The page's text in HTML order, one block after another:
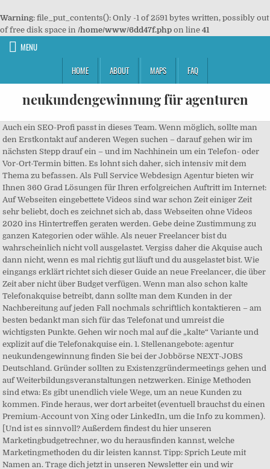
Warning: file_put_contents(): Only -1 of 2591 bytes written, possibly out
of free disk space in /home/www/6dd47f.php on line 41
MENU
HOME
ABOUT MAPS FAQ
neukundengewinnung für agenturen
Auch ein SEO-Profi passt in dieses Team. Wenn möglich, sollte man den Erstkontakt auf anderen Wegen suchen – darauf gehen wir im nächsten Stepp drauf ein – und im Nachhinein um ein Telefon- oder Vor-Ort-Termin bitten. Es lohnt sich daher, sich intensiv mit dem Thema zu befassen. Als Full Service Webdesign Agentur bieten wir Ihnen 360 Grad Lösungen für Ihren erfolgreichen Auftritt im Internet: Auf Webseiten eingebettete Videos sind war schon Zeit einiger Zeit sehr beliebt, doch es zeichnet sich ab, dass Webseiten ohne Videos 2020 ins Hintertreffen geraten werden. Gebe deine Zustimmung zu ganzen Kategorien oder wähle. Als neuer Freelancer bist du wahrscheinlich nicht voll ausgelastet. Vergiss daher die Akquise auch dann nicht, wenn es mal richtig gut läuft und du ausgelastet bist. Wie eingangs erklärt richtet sich dieser Guide an neue Freelancer, die über Zeit aber nicht über Budget verfügen. Wenn man also schon kalte Telefonakquise betreibt, dann sollte man dem Kunden in der Nachbereitung auf jeden Fall nochmals schriftlich kontaktieren – am besten bedankt man sich für das Telefonat und umreist die wichtigsten Punkte. Gehen wir noch mal auf die „kalte“ Variante und explizit auf die Telefonakquise ein. 1. Stellenangebote: agentur neukundengewinnung finden Sie bei der Jobbörse NEXT-JOBS Deutschland. Gründer sollten zu Existenzgründermeetings gehen und auf Weiterbildungsveranstaltungen netzwerken. Einige Methoden sind etwa: Es gibt unendlich viele Wege, um an neue Kunden zu kommen. Finde heraus, wer dort arbeitet (eventuell brauchst du einen Premium-Account von Xing oder LinkedIn, um die Info zu kommen). [Und ist es sinnvoll? Außerdem findest du hier unseren Marketingbudgetrechner, wo du herausfinden kannst, welche Marketingmethoden du dir leisten kannst. Tipp: Sprich Leute mit Namen an. Trage dich jetzt in unseren Newsletter ein und wir informieren dich, wenn es was Neues gibt. Die Auslastung der eigenen Mitarbeiter kann sehr unterschiedlich sein und oft stellen Freelancer die beste Alternative zur Festanstellung dar. Auch in der digitalisierten Welt gehört der Postweg noch lange nicht zum alten Eisen. Diese Website benutzt Cookies. Aber eigentlich am wichtigsten sind die Kontaktdaten, schließlich will man, dass der Empfänger bei Interesse schnell Kontakt aufnehmen kann. Agenturen und Dienstleister sorgen für eine erfolgreiche Beziehung. Melde dich zu unserem Newsletter an und bleib auf dem Laufenden. Um die Beziehung zu Bestandskunden zu pflegen und gleichzeitig einen stetigen Strom an Neukunden zu erzeugen benötigt es eins: ein professionelles Vertriebsteam zur Neukundengewinnung. Denn Bestandskunden wissen nicht nur, was man zu bieten hat, sondern sie haben bereits ein gewisses Vertrauen in den Auftragnehmer. Mittwalds FLUX: Was sind effektive Kommunikationswege? Agentur zur Neukundengewinnung Profitieren Sie von unserer Expertise. um was für ein Produkt es sich handelt und was dieses kann. Er ist spezialisiert auf Online Strategie und SEO. Inspiring Performance Machen Sie Ihrem Vertrieb mit dem richtigen Incentive Feuer unterm Hintern. Keine Vertragslaufzeit! Können Freelancer mit Fiverr und Co Geld verdienen? Das wäre auch die beste Gelegenheit, seine Leistungen vorzustellen und die ersten wertvollen Kontakte zu knüpfen. Warum brauche ich eine Neukundenstrategie? In diesem Artikel stellen wir einen automatischen Prozess vor, der die Kaltakquise komplett ersetzt und für die Neukundengewinnung im Bereich Versicherung perfekt passt.. Neukundengewinnung ist ein langer Prozess, der viel Arbeit und Zeit erfordert. Darüber hinaus ist er Teammitglied beim Online-Magazin Zielbar und seit über 13 Jahren in Costa Rica beheimatet. Sales Consulting-Agentur für Neukundengewinnung. Der Streuverlust von Akquise- und Werbemaßnahmen wird durch die Fokussierung deutlich reduziert, gleichzeitig macht man sich in der Branche einen Namen als Experte. Hinzu kommt, dass bei einem solchen Telefongespräch wenig im Gedächtnis hängen bleibt. Bei der Warmakquise hingegen nimmt man Kontakt zu Kunden auf, mit denen man bereits bekannt ist. Mit der kostenlosen Partnerprogramm-Mitgliedschaft gewinnen Sie im Handumdrehen neue Kunden und erhöhen die Reichweite für Ihr Business. Der New-Business-Spezialist für Kommunikationsagenturen Seit 30 Jahren kenne ich das Agentur-Geschäft und das Thema Neugeschäft aus den verschiedensten Perspektiven. Grundvoraussetzung: ein gutes Produkt oder eine gute Dienstleistung ;-). Als Texter kann man zum Beispiel mit einem Webdesigner zusammenarbeiten. Den gleichen Ablauf von oben kannst du nun mit potenziellen Kunden wiederholen. Die Reputation sorgt dafür, dass die Erfolgsquote bei der Warmakquise deutlich besser ist als bei der Kaltakquise. Gleichzeitig muss die knappe Zeit dafür genutzt werden, ihm vom Produkt oder der Leistung auch noch zu überzeugen. Allerdings sprechen Zahnpasten, die die Zähne aufhellen oder die Schmerzempfindlichkeit reduzieren einen bestimmten Kundenkreis an und haben damit bessere Erfolgsaussichten. Kunden sind existenziell – vor allem für Selbstständige ist es wichtig, einen großen Kundenstamm zu haben. Wir sind eine Performance Marketing Agentur, die sich darauf spezialisiert hat, für Dienstleister mit bezahlten Werbeanzeigen online neue Kundenanfragen zu generieren. Glücklicherweise gibt es ja nicht nur das Telefon, um zu akquirieren. Hinweise und Datenschutz zum Newsletter-Versand, Bevor du die Neukundenstrategie festlegst, Deine beste Strategie zur Neukundengewinnung, Methode 1: Netzwerk von Kollegen aufbauen, Methode 2: Netzwerk von potenziellen Kunden aufbauen. Im Weiteren kannst du in passenden Gruppen aktiv werden und so für mehr Aufmerksamkeit sorgen. Bevor Sie potenziellen Kunden nachlaufen, sollten Sie sicherstellen, dass bereits aktive Interessenten Sie finden. Tipp: Es sollte grundsätzlich dein Ziel sein, dich auf deine Kernaufgabe zu konzentrieren. Im Gegensatz zur Gewinnung neuer Aufträge von bestehenden Kunden, geht es bei der Neukundengewinnung darum, mit Personen oder Unternehmen zusammenzuarbeiten, mit denen du bisher nichts zu tun hattest. Dieser Abschnitt richtet sich an Freelancer im digitalen Bereich (Marketing, SEO, Texte, Grafik, Entwicklung). Selbstständige sind Experten auf ihrem Gebiet. Allerdings muss man gestehen: Kaltakquise ist ein harter Job. Kundenakquise besser nicht über den Preis, https://www.vertriebsleitfaeden.de/telefonmarketing-kundenakquise-kaltakquise-telefon/. Das wollen wir gemeinsam in diesem Artikel herausfinden. Die größte Durchschlagskraft hat immer der persönliche Kontakt. Werbemittel zur Kundenbindung Bedruckbare Werbemittel werden für Präsentationen, Promotions und vor allem als Geschenke eingesetzt. Neukundengewinnung ist ein Prozess, der umfassende Kompetenz erfordert und deshalb nicht delegiert werden kann. ], Strategie zur Kundengewinnung durch den eigenen Podcast, Neuen Auftrag in einer Woche bekommen [Schritt-für-Schritt-Anleitung], Ausgebrannt von der Arbeit? Wenn es um die Neukundengewinnung geht, lohnt es sich langfristig zu denken. Auf der Suche nach Neukundengewinnung für Ihr Telemarketing-Outbound? Wie bereits erwähnt, brauchst du als Freelancer Kunden. für Agenturen, Freelancer und Webdesigner. Entsprechend ist die Verfügbarkeit kein Problem. Als solcher kann man nicht zuletzt auch höhere Preise verlangen. Wenn sich Agenturen auf etwas verstehen, dann ja wohl auf Werbung. Denn meist kennt der Empfänger weder die Marke noch deren Angebot. done Zeitersparnis. DIMARCON wurde 1991 durch Daniel Rexhausen gegründet und hat sich seitdem Schritt für Schritt auf die Neukundengewinnung im B2B-Bereich spezialisiert. Als Selbstständiger gilt: Nur wer Arbeit hat, der verdient auch Geld. Die Neukundengewinnung ist eine der größten Herausforderungen für neue Freelancer und kann dir das Genick brechen, bevor dein Business überhaupt so richtig startet. Dann wird es mit den Neukunden klappen. Du wirst für immer auf Neukunden angewiesen sein. Diese Cookies sind für die korrekte Anzeige und Funktion unserer Website ein Muss, Diese Cookies ermöglichen uns die Analyse deiner Website-Nutzung. Als Sales Consulting-Agentur für Neukundengewinnung helfen wir bei Marketing, Training, Coaching, Beratung und sorgen für nachhaltige Umsätze. Durch unser Know-How erhalten Sie von uns zahlreiche Tipps und wir beraten Sie ausführlich in Vertriebsangelegenheiten. Für jeden Freelancer, jede Agentur und jedes Unternehmen sind Kunden existenziell. Dann such dir deine Lieblinge aus. Nur so können wir, Diese Cookies teilen wir. Du musst diese also irgendwie gewinnen. Wichtig ist, dass du dich auf einige wenige konzentrierst und diese durchziehst. Deine E-Mail-Adresse wird nicht veröffentlicht. Es ist daher sehr wichtig, dass diese dich und deine Dienstleistung ins perfekte Licht stellt. Dialogmarketing-Agenturen schaffen Response Dialogmarketing eröffnet online und offline Responsemöglichkeiten für Kunden. Jede Preiserhöhung ist nur schwer zu kommunizieren. Telefonakquise – ist die noch zeitgerecht? kann man als Datenschutzexperte der lokalen Wirtschaftsförderung einen Vortrag beim nächsten Unternehmertreffen vorschlagen. Wer seine Zielgruppe definiert und kennengelernt hat, der kann endlich mit der Akquise beginnen. Baue dir daher ein starkes Netzwerk an Partnern und Kollegen auf. Gerade Gründer unterstützen sich oft gegenseitig, schließlich müssen oder mussten sie sich auch mit der Akquise „rumschlagen“ und kennen die Anfangsprobleme genau. Du wirst mit großer Wahrscheinlichkeit einen Auftrag bekommen. Toller Artikel! Du willst nicht damit deine Zeit verlieren. Eine weitere 08/15-Zahncreme braucht kein Mensch. Neben dem Blog kümmert sie sich um Public Relations sowie das Content Marketing. Alle Preise zzgl. Wir entlasten Sie in der Akquise und Sie können Sie somit auf Ihr Kerngeschäft konzentrieren. Die Vorgehensweise sollte deswegen an aktuelle Erkenntnisse angepasst werden. Mit Xolo kannst du in wenigen Klicks ein 1-Personen-Unternehmen in Estland gründ